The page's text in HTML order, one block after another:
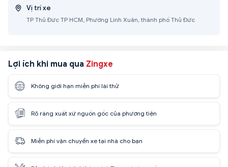
Vị trí xe
TP Thủ Đức TP HCM, Phường Linh Xuân, thành phố Thủ Đức
Lợi ích khi mua qua Zingxe
Không giới hạn miễn phí lái thử
Rõ ràng xuất xứ nguồn gốc của phương tiện
Miễn phí vận chuyển xe tại nhà cho bạn